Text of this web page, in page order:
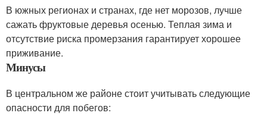
В южных регионах и странах, где нет морозов, лучше
сажать фруктовые деревья осенью. Теплая зима и
отсутствие риска промерзания гарантирует хорошее
приживание.
Минусы
В центральном же районе стоит учитывать следующие
опасности для побегов: